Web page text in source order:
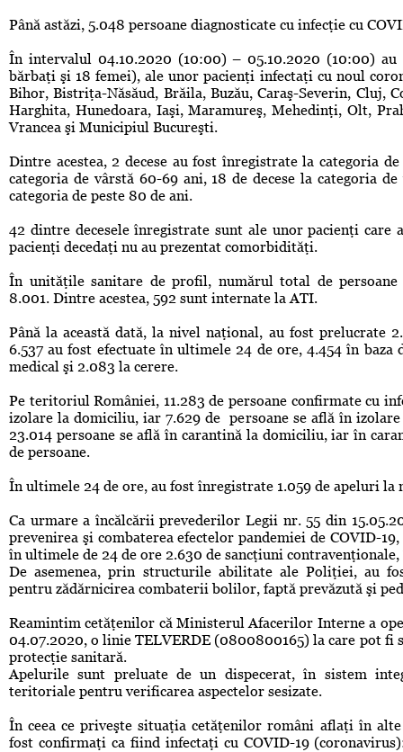
Până astăzi, 5.048 persoane diagnosticate cu infecţie cu
În intervalul 04.10.2020 (10:00) – 05.10.2020 (10:00) au
bărbaţi şi 18 femei), ale unor pacienţi infectaţi cu noul
Bihor, Bistriţa-Năsăud, Brăila, Buzău, Caraş-Severin, Cluj,
Harghita, Hunedoara, Iaşi, Maramureş, Mehedinţi, Olt,
Vrancea şi Municipiul Bucureşti.
Dintre acestea, 2 decese au fost înregistrate la categoria
categoria de vârstă 60-69 ani, 18 de decese la categoria
categoria de peste 80 de ani.
42 dintre decesele înregistrate sunt ale unor pacienţi
pacienţi decedaţi nu au prezentat comorbidităţi.
În unităţile sanitare de profil, numărul total de persoane
8.001. Dintre acestea, 592 sunt internate la ATI.
Până la această dată, la nivel naţional, au fost prelucrate
6.537 au fost efectuate în ultimele 24 de ore, 4.454 în
medical şi 2.083 la cerere.
Pe teritoriul României, 11.283 de persoane confirmate cu
izolare la domiciliu, iar 7.629 de persoane se află în
23.014 persoane se află în carantină la domiciliu, iar în
de persoane.
În ultimele 24 de ore, au fost înregistrate 1.059 de apeluri la
Ca urmare a încălcării prevederilor Legii nr. 55 din
prevenirea şi combaterea efectelor pandemiei de COVID-
în ultimele de 24 de ore 2.630 de sancţiuni
De asemenea, prin structurile abilitate ale Poliţiei, au
pentru zădărnicirea combaterii bolilor, faptă prevăzută şi
Reamintim cetăţenilor că Ministerul Afacerilor Interne a
04.07.2020, o linie TELVERDE (0800800165) la care pot fi
protecţie sanitară.
Apelurile sunt preluate de un dispecerat, în sistem
teritoriale pentru verificarea aspectelor sesizate.
În ceea ce priveşte situaţia cetăţenilor români aflaţi în
fost confirmaţi ca fiind infectaţi cu COVID-19